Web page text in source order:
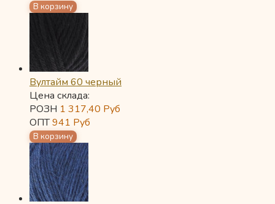
Вултайм 60 черный
Цена склада:
РОЗН 1 317,40 Руб
ОПТ941 Руб